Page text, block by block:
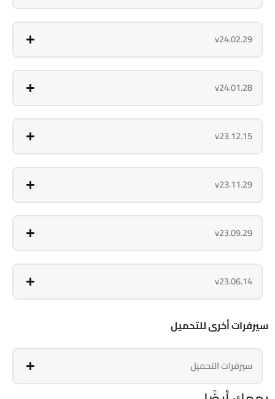
v24.02.29
v24.01.28
v23.12.15
v23.11.29
v23.09.29
v23.06.14
سيرفرات أخرى للتحميل
سيرفرات التحميل